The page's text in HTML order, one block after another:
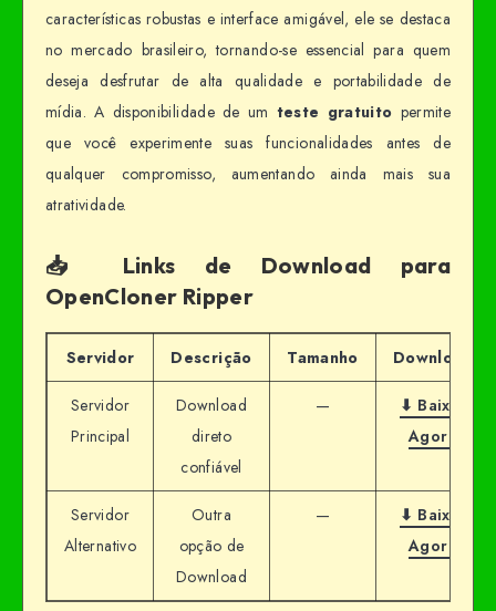
características robustas e interface amigável, ele se destaca
no mercado brasileiro, tornando-se essencial para quem
deseja desfrutar de alta qualidade e portabilidade de
mídia. A disponibilidade de um teste gratuito permite
que você experimente suas funcionalidades antes de
qualquer compromisso, aumentando ainda mais sua
atratividade.
📥 Links de Download para
OpenCloner Ripper
Servidor Descrição Tamanho Download
Servidor
Principal
Download
direto
confiável
—
⬇ Baixar
Agora
Servidor
Alternativo
Outra
opção de
Download
—
⬇ Baixar
Agora